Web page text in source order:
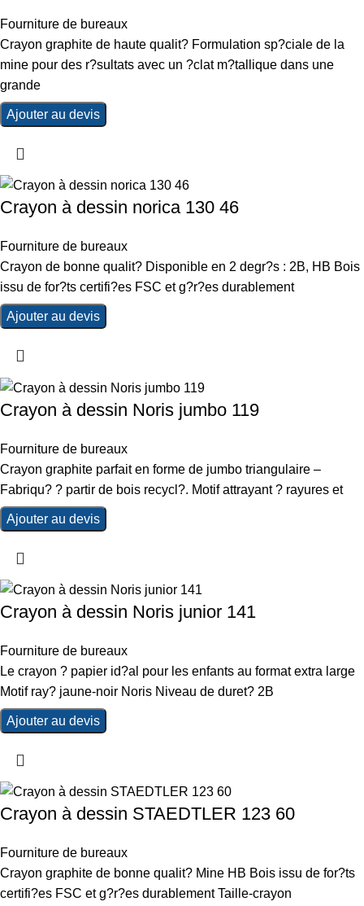
Fourniture de bureaux
Crayon graphite de haute qualit? Formulation sp?ciale de la
mine pour des r?sultats avec un ?clat m?tallique dans une
grande
Ajouter au devis
Crayon à dessin norica 130 46
Fourniture de bureaux
Crayon de bonne qualit? Disponible en 2 degr?s : 2B, HB Bois
issu de for?ts certifi?es FSC et g?r?es durablement
Ajouter au devis
Crayon à dessin Noris jumbo 119
Fourniture de bureaux
Crayon graphite parfait en forme de jumbo triangulaire –
Fabriqu? ? partir de bois recycl?. Motif attrayant ? rayures et
Ajouter au devis
Crayon à dessin Noris junior 141
Fourniture de bureaux
Le crayon ? papier id?al pour les enfants au format extra large
Motif ray? jaune-noir Noris Niveau de duret? 2B
Ajouter au devis
Crayon à dessin STAEDTLER 123 60
Fourniture de bureaux
Crayon graphite de bonne qualit? Mine HB Bois issu de for?ts
certifi?es FSC et g?r?es durablement Taille-crayon